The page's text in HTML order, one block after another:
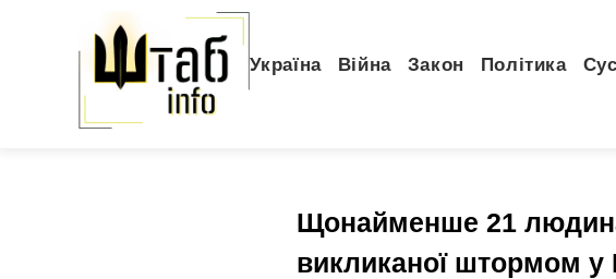
Україна Війна Закон Політика
Щонайменше 21 людина
викликаної штормом у